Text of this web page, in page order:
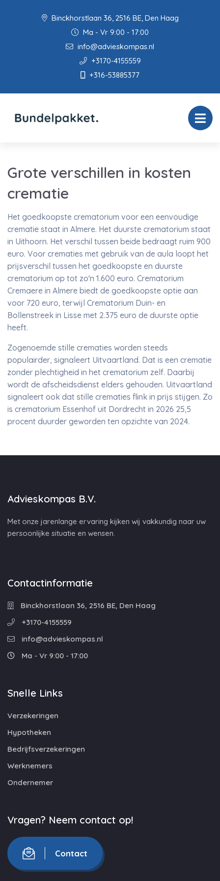
Binckhorstlaan 36, 2516 BE, Den Haag
Ma - Vr 9:00 - 17:00
info@advieskompas.nl
+3170-4155559
+316-53885377
Grote verschillen in kosten
crematie
Het goedkoopste crematorium voor een eenvoudige
crematie staat in Almere. Het duurste crematorium staat
in Uithoorn. Het verschil tussen beide bedraagt ruim 900
euro. Voor crematies met gebruik van de aula loopt het
prijsverschil tussen het goedkoopste en duurste
crematorium op tot zo'n 1.600 euro. Crematorium
Cremaere in Almere biedt de goedkoopste optie aan
voor 720 euro, terwijl Crematorium Duin- en
Bollenstreek in Lisse met 2.375 euro de duurste optie
heeft.
Zogenoemde stille crematies worden steeds
populairder, signaleert Uitvaartland. Dat is een crematie
zonder plechtigheid in het crematorium zelf. Daarbij
wordt de afscheidsdienst elders gehouden. Uitvaartland
signaleert ook dat stille crematies flink in prijs stijgen. Zo
is crematorium Essenhof uit Dordrecht in 2026 25,5
procent duurder geworden ten opzichte van 2024.
Advieskompas B.V.
Met onze jarenlange ervaring kijken wij vakkundig naar uw
persoonlijke situatie en wensen.
Contactinformatie
Binckhorstlaan 36, 2516 BE, Den Haag
+3170-4155559
info@advieskompas.nl
Ma - Vr 9:00 - 17:00
Snelle Links
Verzekeringen
Hypotheken
Bedrijfsverzekeringen
Werknemers
Ondernemer
Vragen? Neem contact op!
Contact